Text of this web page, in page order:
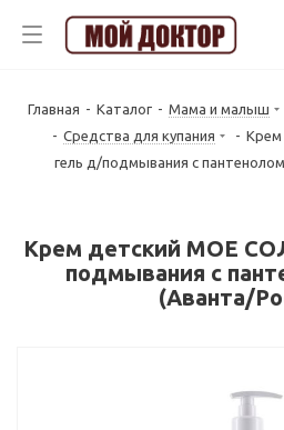
Главная - Каталог - Мама и малыш
- Средства для купания -
гель д/подмывания с
Крем детский МОЕ
подмывания с
(Аванта/